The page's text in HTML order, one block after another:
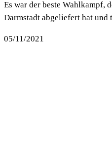
Es war der beste Wahlkampf,
Darmstadt abgeliefert hat und
05/11/2021